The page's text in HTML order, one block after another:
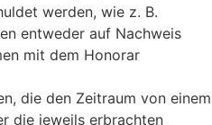
werden, wie z. B.
entweder auf Nachweis
mit dem Honorar
die den Zeitraum von einem
die jeweils erbrachten